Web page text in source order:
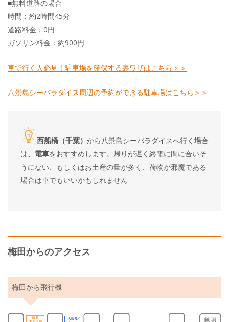
■無料道路の場合
時間：約2時間45分
道路料金：0円
ガソリン料金：約900円
車で行く人必見！駐車場を確保する裏ワザはこちら＞＞
八景島シーパラダイス周辺の予約ができる駐車場はこちら＞＞
西船橋（千葉） から八景島シーパラダイスへ行く場合
は、 電車をおすすめします。帰りが遅く終電に間に合いそ
うにない、もしくはお土産の量が多く、荷物が邪魔である
場合は車でもいいかもしれません
梅田からのアクセス
梅田から飛行機